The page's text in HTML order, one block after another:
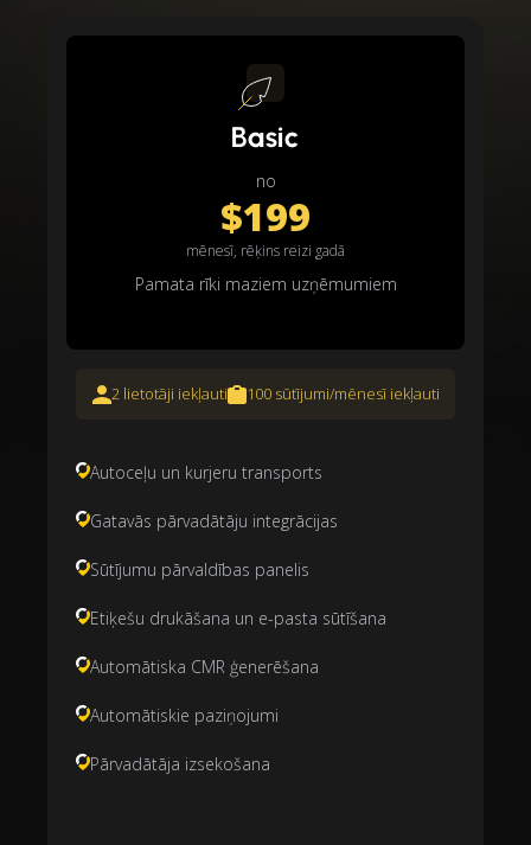
Basic
no
$199
mēnesī, rēķins reizi gadā
Pamata rīki maziem uzņēmumiem
2 lietotāji iekļauti 100 sūtījumi/mēnesī iekļauti
Autoceļu un kurjeru transports
Gatavās pārvadātāju integrācijas
Sūtījumu pārvaldības panelis
Etiķešu drukāšana un e-pasta sūtīšana
Automātiska CMR ģenerēšana
Automātiskie paziņojumi
Pārvadātāja izsekošana